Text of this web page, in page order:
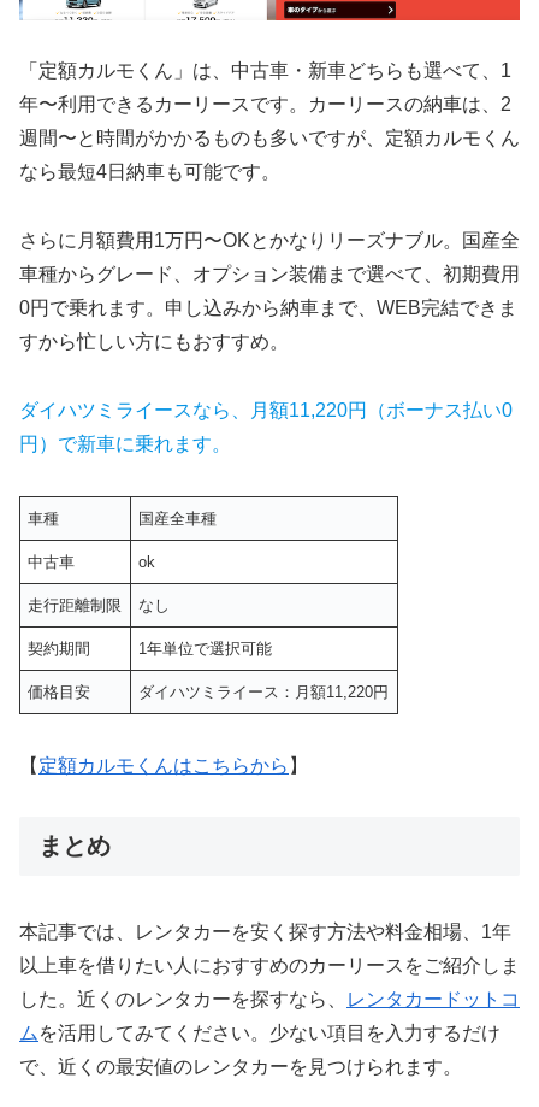
「定額カルモくん」は、中古車・新車どちらも選べて、1
年〜利用できるカーリースです。カーリースの納車は、2
週間〜と時間がかかるものも多いですが、定額カルモくん
なら最短4日納車も可能です。
さらに月額費用1万円〜OKとかなりリーズナブル。国産全
車種からグレード、オプション装備まで選べて、初期費用
0円で乗れます。申し込みから納車まで、WEB完結できま
すから忙しい方にもおすすめ。
ダイハツミライースなら、月額11,220円（ボーナス払い0
円）で新車に乗れます。
車種 国産全車種
中古車 ok
走行距離制限 なし
契約期間 1年単位で選択可能
価格目安 ダイハツミライース：月額11,220円
【 定額カルモくんはこちらから 】
まとめ
本記事では、レンタカーを安く探す方法や料金相場、1年
以上車を借りたい人におすすめのカーリースをご紹介しま
した。近くのレンタカーを探すなら、
レンタカードットコ
ム を活用してみてください。少ない項目を入力するだけ
で、近くの最安値のレンタカーを見つけられます。